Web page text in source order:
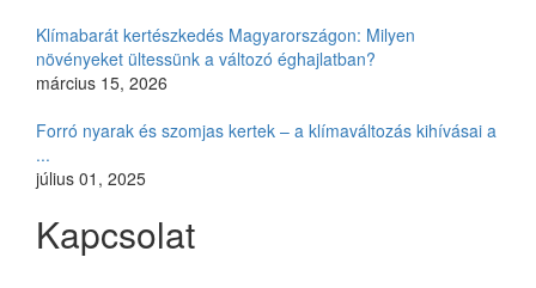
Klímabarát kertészkedés Magyarországon: Milyen
növényeket ültessünk a változó éghajlatban?
március 15, 2026
Forró nyarak és szomjas kertek – a klímaváltozás kihívásai a
...
július 01, 2025
Kapcsolat